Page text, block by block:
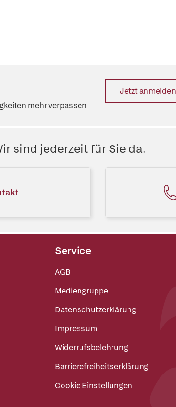
mehr verpassen
Jetzt anmelden
sind jederzeit für Sie da.
Service
AGB
Mediengruppe
Datenschutzerklärung
Impressum
Widerrufsbelehrung
Barrierefreiheitserklärung
Cookie Einstellungen